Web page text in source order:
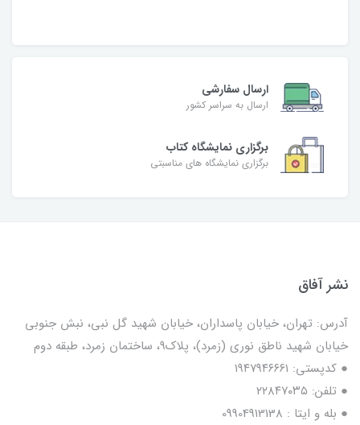
ارسال سفارشی
ارسال به سراسر کشور
برگزاری نمایشگاه کتاب
برگزاری نمایشگاه های مناسبتی
نشر آفاق
آدرس: تهران، خیابان پاسداران، خیابان شهید گل نبی، نبش جنوبی
خیابان شهید ناطق نوری (زمرد)، پلاک9، ساختمان زمرد، طبقه دوم
● کدپستی: ۱۹۴۷۹۴۶۶۶۱
● تلفن: ٢٢٨۴٧۰۳۵
● بله و ایتا : 09904913138